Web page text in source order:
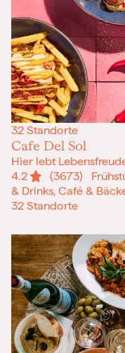
32 Standorte
Cafe Del Sol
Hier lebt
4.2
(3673)
& Drinks, Café &
32 Standorte